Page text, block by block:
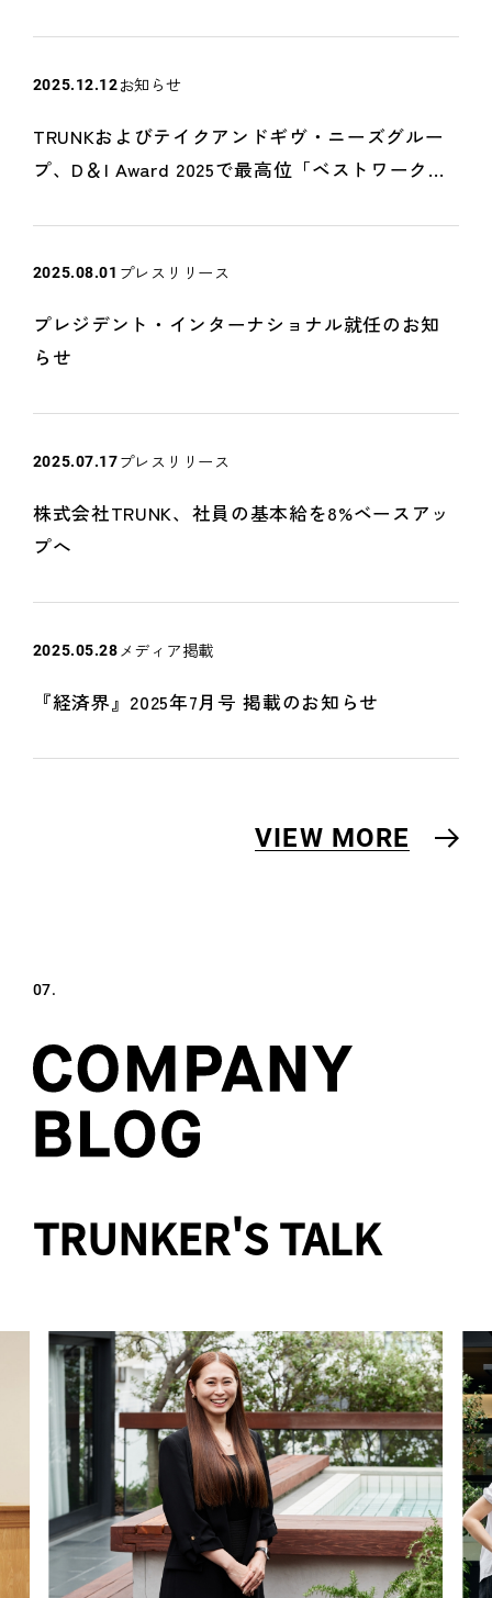
2025.12.12お知らせ
TRUNKおよびテイクアンドギヴ・ニーズグルー
プ、D＆I Award 2025で最高位「ベストワークプ
2025.08.01 プレスリリース
プレジデント・インターナショナル就任のお知
らせ
2025.07.17プレスリリース
株式会社TRUNK、社員の基本給を8%ベースアッ
プへ
2025.05.28メディア掲載
『経済界』2025年7月号 掲載のお知らせ
VIEW MORE
07.
TRUNKER'S TALK